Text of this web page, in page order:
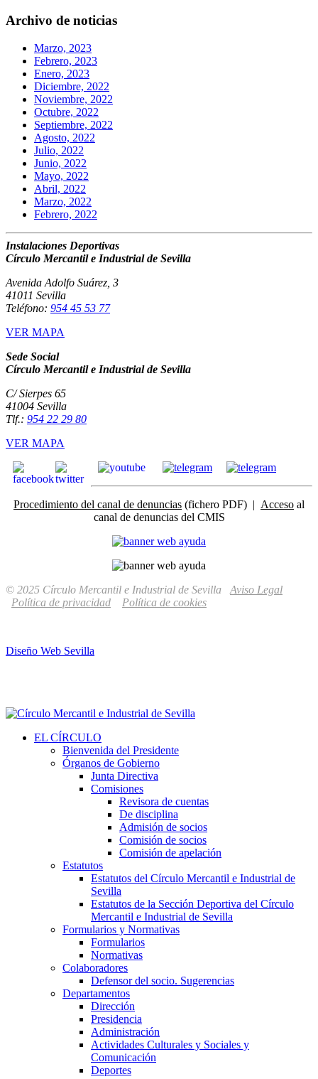
Archivo de noticias
Marzo, 2023
Febrero, 2023
Enero, 2023
Diciembre, 2022
Noviembre, 2022
Octubre, 2022
Septiembre, 2022
Agosto, 2022
Julio, 2022
Junio, 2022
Mayo, 2022
Abril, 2022
Marzo, 2022
Febrero, 2022
Instalaciones Deportivas
Círculo Mercantil e Industrial de Sevilla
Avenida Adolfo Suárez, 3
41011 Sevilla
Teléfono: 954 45 53 77
VER MAPA
Sede Social
Círculo Mercantil e Industrial de Sevilla
C/ Sierpes 65
41004 Sevilla
Tlf.: 954 22 29 80
VER MAPA
Procedimiento del canal de denuncias (fichero PDF) | Acceso al
canal de denuncias del CMIS
© 2025 Círculo Mercantil e Industrial de Sevilla Aviso Legal
Política de privacidad
Política de cookies
Diseño Web Sevilla
EL CÍRCULO
Bienvenida del Presidente
Órganos de Gobierno
Junta Directiva
Comisiones
Revisora de cuentas
De disciplina
Admisión de socios
Comisión de socios
Comisión de apelación
Estatutos
Estatutos del Círculo Mercantil e Industrial de
Sevilla
Estatutos de la Sección Deportiva del Círculo
Mercantil e Industrial de Sevilla
Formularios y Normativas
Formularios
Normativas
Colaboradores
Defensor del socio. Sugerencias
Departamentos
Dirección
Presidencia
Administración
Actividades Culturales y Sociales y
Comunicación
Deportes